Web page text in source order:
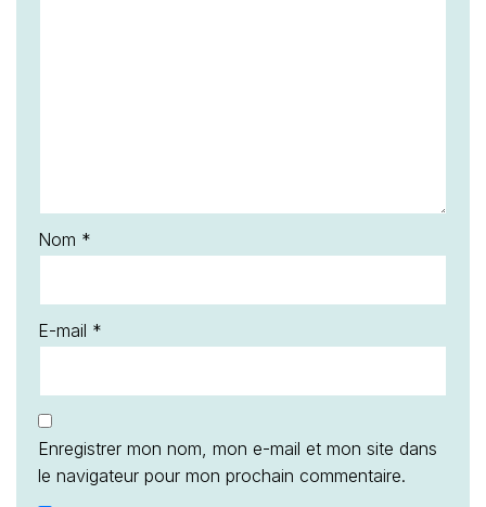
Nom *
E-mail *
Enregistrer mon nom, mon e-mail et mon site dans
le navigateur pour mon prochain commentaire.